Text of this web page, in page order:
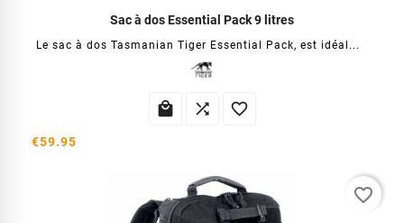
Sac à dos Essential Pack 9 litres
Le sac à dos Tasmanian Tiger Essential Pack, est idéal...
  
€59.95
favorite_border